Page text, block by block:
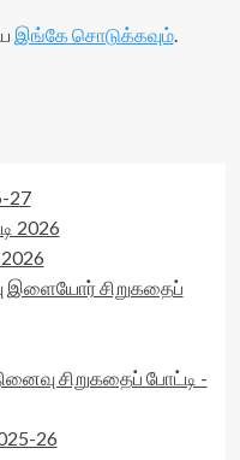
இங்கே சொடுக்கவும்.
27
2026
சிறுகதைப்
சிறுகதைப் போட்டி -
26